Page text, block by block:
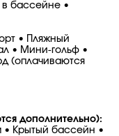
в бассейне •
• Пляжный
• Мини-гольф •
(оплачиваются
дополнительно):
Крытый бассейн •